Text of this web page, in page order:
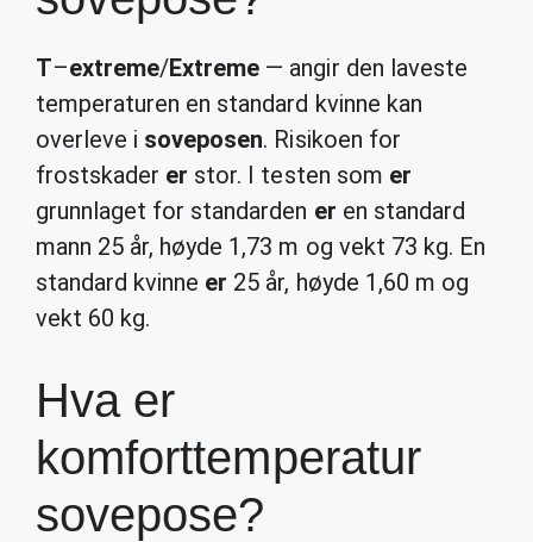
T–extreme/Extreme — angir den laveste
temperaturen en standard kvinne kan
overleve i soveposen. Risikoen for
frostskader er stor. I testen som er
grunnlaget for standarden er en standard
mann 25 år, høyde 1,73 m og vekt 73 kg. En
standard kvinne er 25 år, høyde 1,60 m og
vekt 60 kg.
Hva er
komforttemperatur
sovepose?